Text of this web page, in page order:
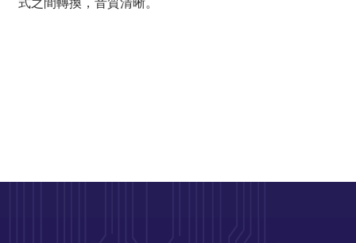
式之間轉換，音質清晰。